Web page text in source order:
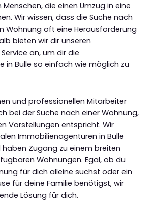
die einen Umzug in eine
Wir wissen, dass die Suche nach
Wohnung oft eine Herausforderung
bieten wir dir unseren
an, um dir die
in Bulle so einfach wie möglich zu
und professionellen Mitarbeiter
bei der Suche nach einer Wohnung,
Vorstellungen entspricht. Wir
Immobilienagenturen in Bulle
Zugang zu einem breiten
Wohnungen. Egal, ob du
für dich alleine suchst oder ein
für deine Familie benötigst, wir
Lösung für dich.